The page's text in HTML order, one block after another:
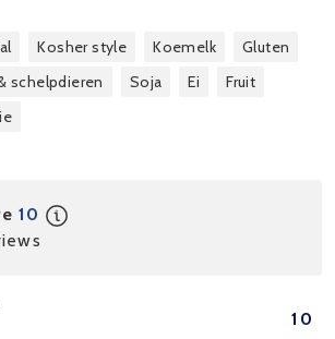
Kosher style Koemelk
Gluten
schelpdieren Soja Ei
Fruit
10
10